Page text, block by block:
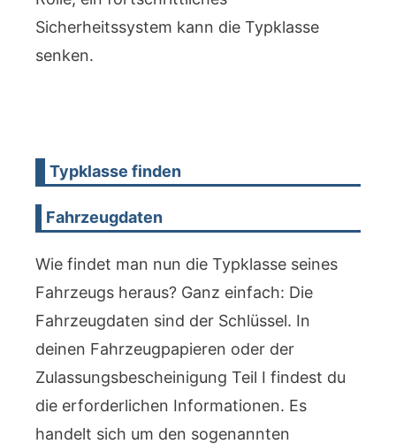
Sicherheitssystem kann die Typklasse
senken.
Typklasse finden
Fahrzeugdaten
Wie findet man nun die Typklasse seines
Fahrzeugs heraus? Ganz einfach: Die
Fahrzeugdaten sind der Schlüssel. In
deinen Fahrzeugpapieren oder der
Zulassungsbescheinigung Teil I findest du
die erforderlichen Informationen. Es
handelt sich um den sogenannten